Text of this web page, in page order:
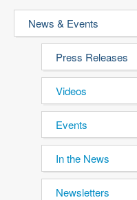
News & Events
Press Releases
Videos
Events
In the News
Newsletters